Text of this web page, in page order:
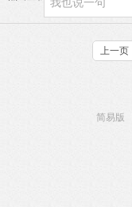
上一页
简易版